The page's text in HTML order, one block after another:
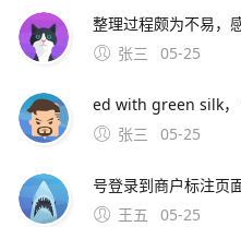
张三
05-25
张三
05-25
王五
05-25